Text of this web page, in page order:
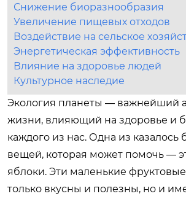
Снижение биоразнообразия
Увеличение пищевых отходов
Воздействие на сельское
Энергетическая эффективность
Влияние на здоровье людей
Культурное наследие
Экология планеты — важнейший
жизни, влияющий на здоровье и
каждого из нас. Одна из казалось
вещей, которая может помочь —
яблоки. Эти маленькие
только вкусны и полезны, но и